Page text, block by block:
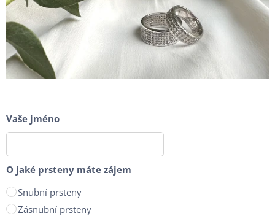
Vaše jméno
O jaké prsteny máte zájem
Snubní prsteny
Zásnubní prsteny